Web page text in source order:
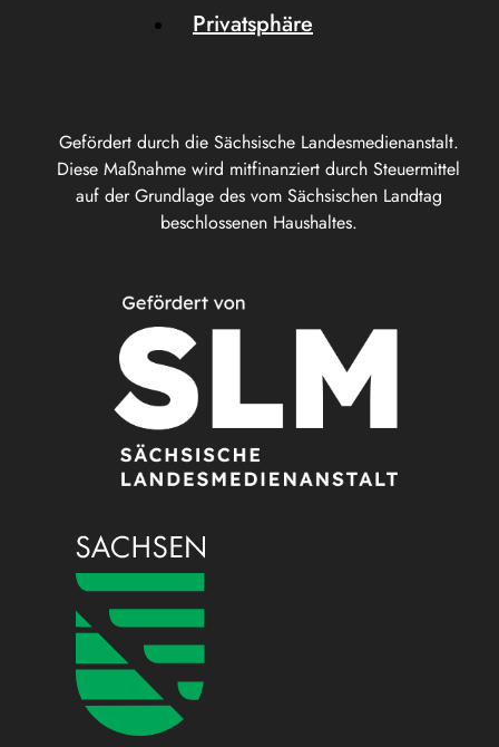
Gefördert durch die Sächsische Landesmedienanstalt.
Diese Maßnahme wird mitfinanziert durch Steuermittel
auf der Grundlage des vom Sächsischen Landtag
beschlossenen Haushaltes.
Privatsphäre